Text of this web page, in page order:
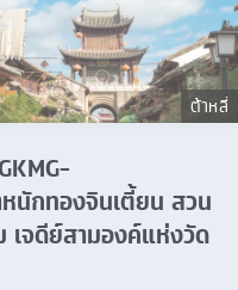
ต้าหลี่
นักทองจินเตี้ยน สวน
เจดีย์สามองค์แห่งวัด